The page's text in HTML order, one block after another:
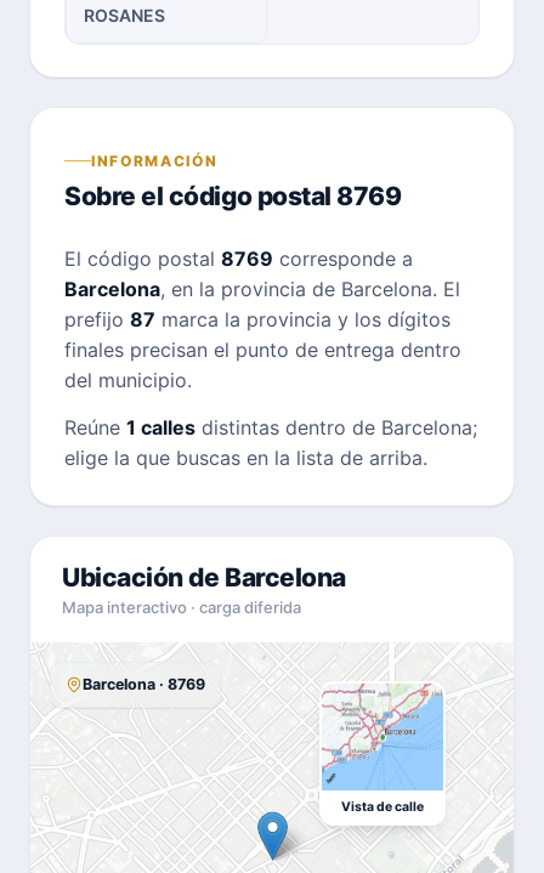
ROSANES
INFORMACIÓN
Sobre el código postal 8769
El código postal 8769 corresponde a
Barcelona, en la provincia de Barcelona. El
prefijo 87 marca la provincia y los dígitos
finales precisan el punto de entrega dentro
del municipio.
Reúne 1 calles distintas dentro de Barcelona;
elige la que buscas en la lista de arriba.
Ubicación de Barcelona
Mapa interactivo · carga diferida
Barcelona · 8769
Vista de calle